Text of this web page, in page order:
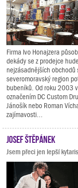
Firma Ivo Honajzera
dekády se z prodejce
nejzásadnějších
severomoravský region
bubeníků. Od roku 2003
označením DC Custom
Jánošík nebo Roman
zajímavosti...
Josef Štěpánek
Jsem přeci jen lepší